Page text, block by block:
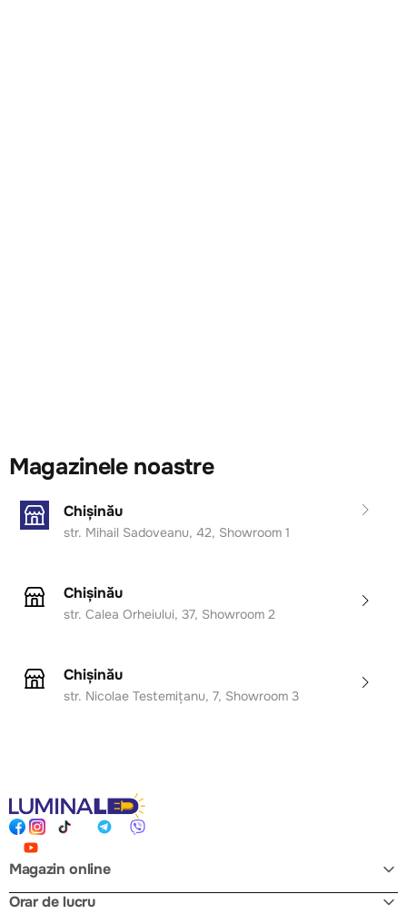
Magazinele noastre
Chișinău
str. Mihail Sadoveanu, 42, Showroom 1
Chișinău
str. Calea Orheiului, 37, Showroom 2
Chișinău
str. Nicolae Testemițanu, 7, Showroom 3
Magazin online
Orar de lucru